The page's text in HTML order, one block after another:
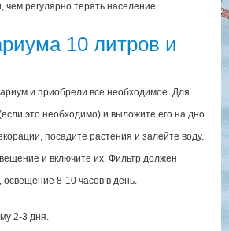
регулярно терять население.
10 литров и
и приобрели все необходимое. Для
это необходимо) и выложите его на дно
посадите растения и залейте воду.
и включите их. Фильтр должен
освещение 8-10 часов в день.
2-3 дня.